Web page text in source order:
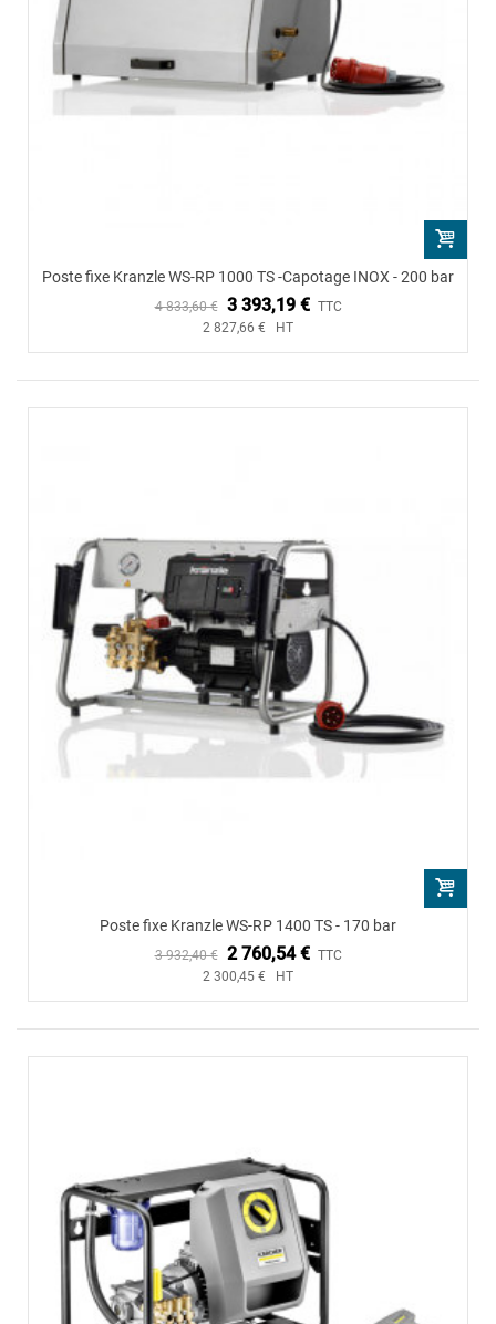
Poste fixe Kranzle WS-RP 1000 TS -Capotage INOX - 200 bar
4 833,60 € 3 393,19 € TTC
2 827,66 € HT
Poste fixe Kranzle WS-RP 1400 TS - 170 bar
3 932,40 € 2 760,54 € TTC
2 300,45 € HT